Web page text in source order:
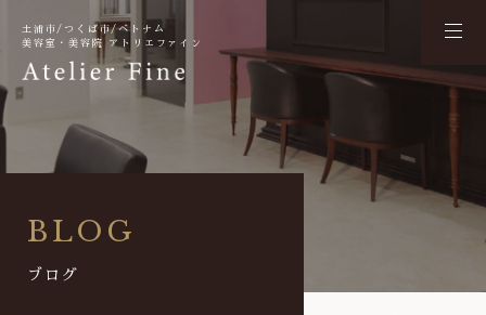
土浦市/つくば市/ベトナム
美容室・美容院 アトリエファイン
BLOG
ブログ